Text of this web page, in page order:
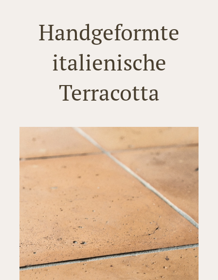
Handgeformte
italienische
Terracotta